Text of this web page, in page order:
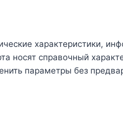
характеристики,
носят справочный
параметры без